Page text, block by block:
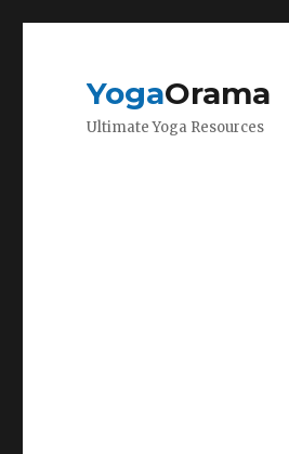
YogaOrama
Ultimate Yoga Resources